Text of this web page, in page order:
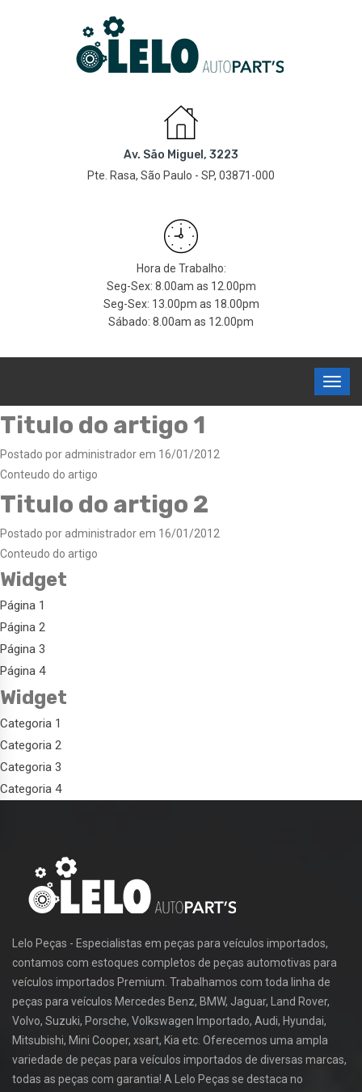
Av. São Miguel, 3223
Pte. Rasa, São Paulo - SP, 03871-000
Hora de Trabalho:
Seg-Sex: 8.00am as 12.00pm
Seg-Sex: 13.00pm as 18.00pm
Sábado: 8.00am as 12.00pm
Titulo do artigo 1
Postado por administrador em 16/01/2012
Conteudo do artigo
Titulo do artigo 2
Postado por administrador em 16/01/2012
Conteudo do artigo
Widget
Página 1
Página 2
Página 3
Página 4
Widget
Categoria 1
Categoria 2
Categoria 3
Categoria 4
Lelo Peças - Especialistas em peças para veículos importados,
contamos com estoques completos de peças automotivas para
veículos importados Premium. Trabalhamos com toda linha de
peças para veículos Mercedes Benz, BMW, Jaguar, Land Rover,
Volvo, Suzuki, Porsche, Volkswagen Importado, Audi, Hyundai,
Mitsubishi, Mini Cooper, xsart, Kia etc. Oferecemos uma ampla
variedade de peças para veículos importados de diversas marcas,
todas as peças com garantia! A Lelo Peças se destaca no